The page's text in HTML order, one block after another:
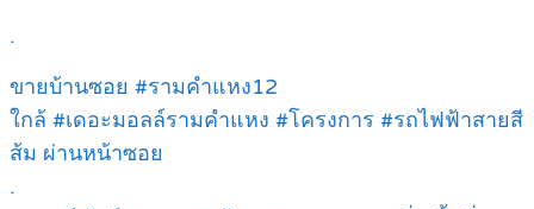
.
ขายบ้านซอย #รามคำแหง12
ใกล้ #เดอะมอลล์รามคำแหง #โครงการ #รถไฟฟ้าสายสี
ส้ม ผ่านหน้าซอย
.